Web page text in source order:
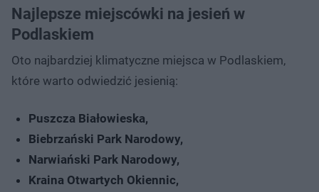
Najlepsze miejscówki na jesień w
Podlaskiem
Oto najbardziej klimatyczne miejsca w Podlaskiem,
które warto odwiedzić jesienią:
Puszcza Białowieska,
Biebrzański Park Narodowy,
Narwiański Park Narodowy,
Kraina Otwartych Okiennic,